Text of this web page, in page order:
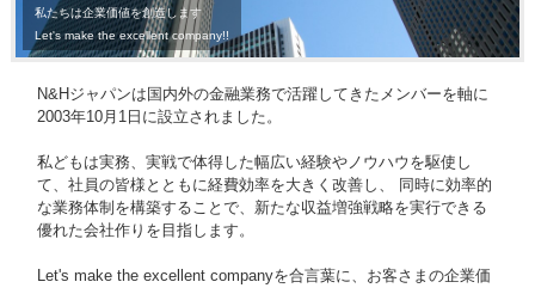
私たちは企業価値を創造します
Let's make the excellent company!!
N&Hジャパンは国内外の金融業務で活躍してきたメンバーを軸に
2003年10月1日に設立されました。
私どもは実務、実戦で体得した幅広い経験やノウハウを駆使し
て、社員の皆様とともに経費効率を大きく改善し、 同時に効率的
な業務体制を構築することで、新たな収益増強戦略を実行できる
優れた会社作りを目指します。
Let's make the excellent companyを合言葉に、お客さまの企業価